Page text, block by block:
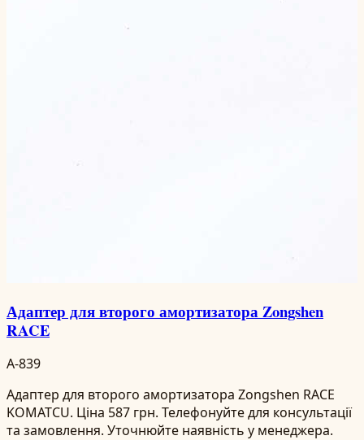
Адаптер для второго амортизатора Zongshen
RACE
A-839
Адаптер для второго амортизатора Zongshen RACE
KOMATCU. Ціна 587 грн. Телефонуйте для консультації
та замовлення. Уточнюйте наявність у менеджера.